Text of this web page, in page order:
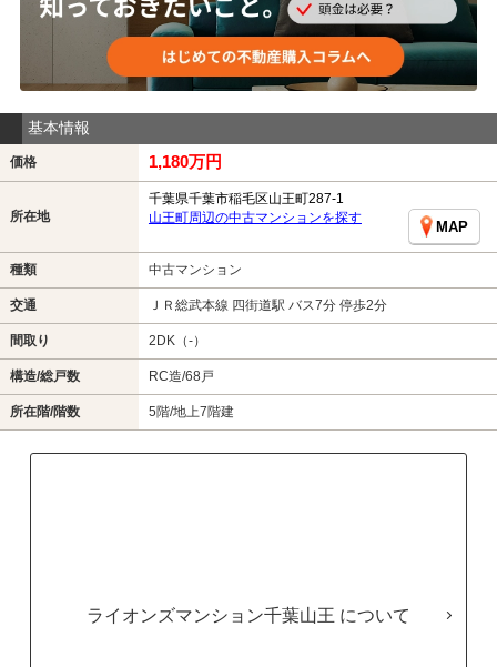
基本情報
価格 1,180万円
所在地
千葉県千葉市稲毛区山王町287-1
山王町周辺の中古マンションを探す
MAP
種類 中古マンション
交通 ＪＲ総武本線 四街道駅 バス7分 停歩2分
間取り 2DK（-）
構造/総戸数 RC造/68戸
所在階/階数 5階/地上7階建
ライオンズマンション千葉山王